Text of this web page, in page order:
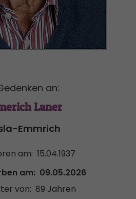
an:
Laner
Emmrich
am: 15.04.1937
am: 09.05.2026
von: 89 Jahren